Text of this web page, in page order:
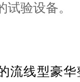
验设备。
流线型豪